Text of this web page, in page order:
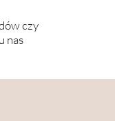
czy
nas